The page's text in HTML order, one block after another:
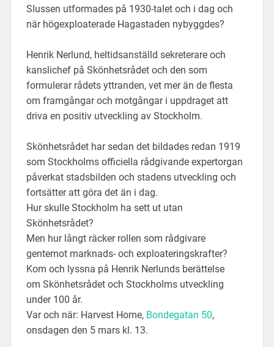
Slussen utformades på 1930-talet och i dag och
när högexploaterade Hagastaden nybyggdes?
Henrik Nerlund, heltidsanställd sekreterare och
kanslichef på Skönhetsrådet och den som
formulerar rådets yttranden, vet mer än de flesta
om framgångar och motgångar i uppdraget att
driva en positiv utveckling av Stockholm.
Skönhetsrådet har sedan det bildades redan 1919
som Stockholms officiella rådgivande expertorgan
påverkat stadsbilden och stadens utveckling och
fortsätter att göra det än i dag.
Hur skulle Stockholm ha sett ut utan
Skönhetsrådet?
Men hur långt räcker rollen som rådgivare
gentemot marknads- och exploateringskrafter?
Kom och lyssna på Henrik Nerlunds berättelse
om Skönhetsrådet och Stockholms utveckling
under 100 år.
Var och när: Harvest Home, Bondegatan 50,
onsdagen den 5 mars kl. 13.